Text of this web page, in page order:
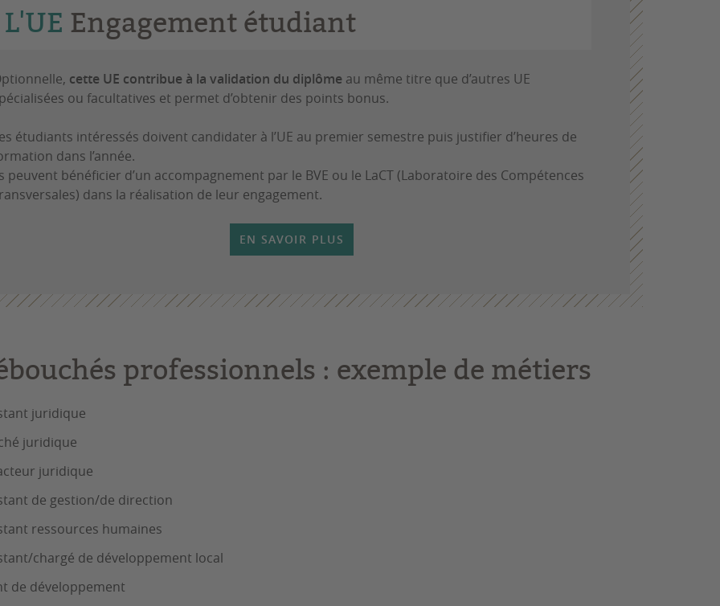
L'UE Engagement étudiant
cette UE contribue à la validation du diplôme au même titre que d’autres UE
ou facultatives et permet d’obtenir des points bonus.
étudiants intéressés doivent candidater à l’UE au premier semestre puis justifier d’heures de
dans l’année.
peuvent bénéficier d’un accompagnement par le BVE ou le LaCT (Laboratoire des Compétences
dans la réalisation de leur engagement.
EN SAVOIR PLUS
professionnels : exemple de métiers
juridique
juridique
juridique
de gestion/de direction
ressources humaines
chargé de développement local
de développement